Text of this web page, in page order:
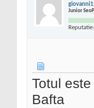
Junior
Reputatie:
Totul
Bafta